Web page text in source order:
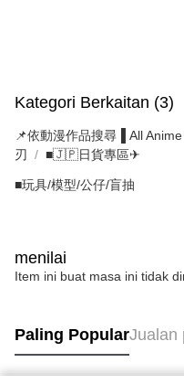
Kategori Berkaitan (3)
📌依動漫作品搜尋▐ All
刃
■🇯🇵日貨專區✈
■玩具/模型/公仔/盲抽
menilai
Item ini buat masa ini tidak
Paling PopularJualan